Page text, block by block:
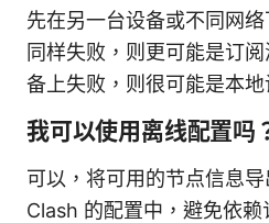
先在另一台设备或不同网
同样失败，则更可能是订
备上失败，则很可能是本地
我可以使用离线配置吗
可以，将可用的节点信息
Clash 的配置中，避免依赖